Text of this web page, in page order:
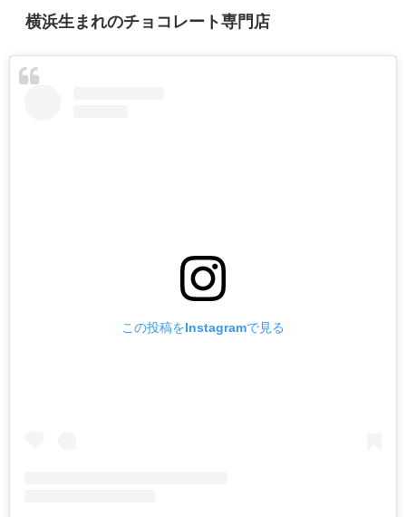
横浜生まれのチョコレート専門店
この投稿をInstagramで見る